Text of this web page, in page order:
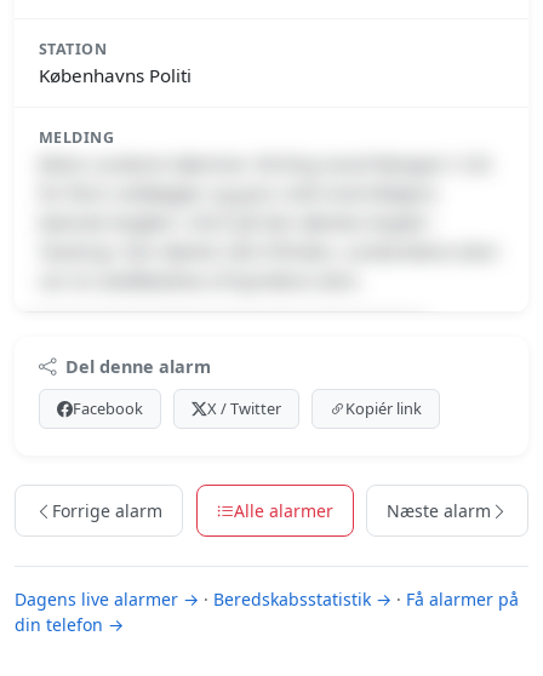
STATION
Københavns Politi
MELDING
Premium indhold
Log ind med Premium for at se meldingen.
Se Premium-muligheder
Del denne alarm
Facebook X / Twitter Kopiér link
Forrige alarm Alle alarmer Næste alarm
Dagens live alarmer → · Beredskabsstatistik → · Få alarmer på
din telefon →